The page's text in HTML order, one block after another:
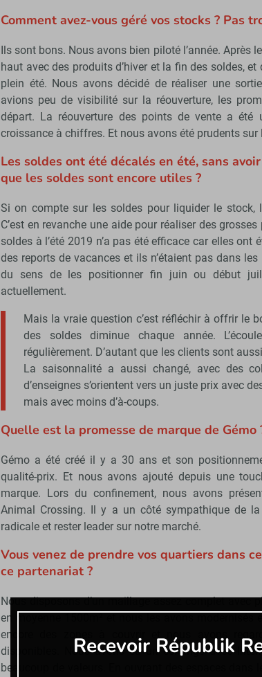
Comment avez-vous géré vos stocks ? Pas
Ils sont bons. Nous avons bien piloté l’année. Après
haut avec des produits d’hiver et la fin des soldes,
plein été. Nous avons décidé de réaliser une
avions peu de visibilité sur la réouverture, les
départ. La réouverture des points de vente a été
croissance à chiffres. Et nous avons été prudents sur
Les soldes ont été décalés en été, sans
que les soldes sont encore utiles ?
Si on compte sur les soldes pour liquider le stock,
C’est en revanche une aide pour réaliser des
soldes à l’été 2019 n’a pas été efficace car elles ont
des reports de vacances et ils n’étaient pas dans
du sens de les positionner fin juin ou début
actuellement.
Mais la vraie question c’est réfléchir à offrir le
des soldes diminue chaque année.
régulièrement. D’autant que les clients sont
La saisonnalité a aussi changé, avec des
d’enseignes s’orientent vers un juste prix avec
mais avec moins d’à-coups.
Quelle est la promesse de marque de Gémo
Gémo a été créé il y a 30 ans et son
qualité-prix. Et nous avons ajouté depuis une
marque. Lors du confinement, nous avons
Animal Crossing. Il y a un côté sympathique de
radicale et rester leader sur notre marché.
Vous venez de prendre vos quartiers dans
ce partenariat ?
Nous disposons d’un maillage assez complet avec
en moyenne 1500m² et nous les avons modernisés
encore des zones à couvrir et nous avons
disponibles. Nous avons eu un échange avec
beaucoup de valeurs. En ouvrant des espaces dans
Recevoir Républik